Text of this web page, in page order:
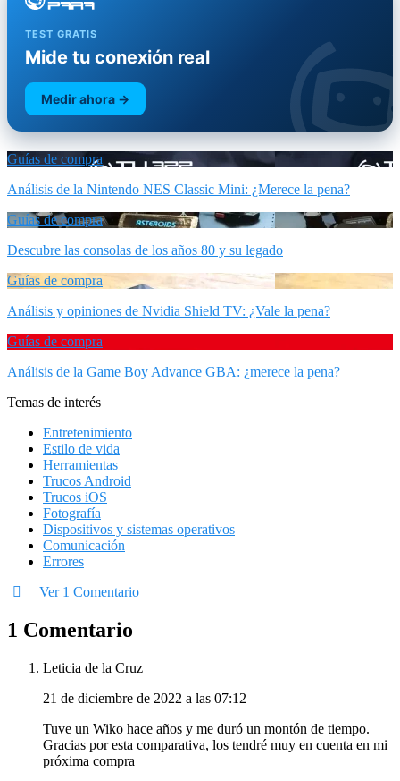
TEST GRATIS
Mide tu conexión real
Medir ahora →
Guías de compra
Análisis de la Nintendo NES Classic Mini: ¿Merece la pena?
Guías de compra
Descubre las consolas de los años 80 y su legado
Guías de compra
Análisis y opiniones de Nvidia Shield TV: ¿Vale la pena?
Guías de compra
Análisis de la Game Boy Advance GBA: ¿merece la pena?
Temas de interés
Entretenimiento
Estilo de vida
Herramientas
Trucos Android
Trucos iOS
Fotografía
Dispositivos y sistemas operativos
Comunicación
Errores
Ver 1 Comentario
1 Comentario
Leticia de la Cruz
21 de diciembre de 2022 a las 07:12
Tuve un Wiko hace años y me duró un montón de tiempo.
Gracias por esta comparativa, los tendré muy en cuenta en mi
próxima compra